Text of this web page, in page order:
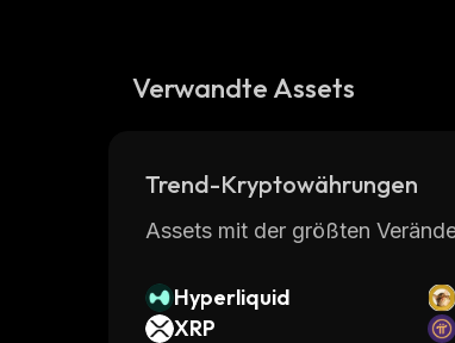
Verwandte Assets
Trend-Kryptowährungen
Assets mit der größten
Hyperliquid
XRP